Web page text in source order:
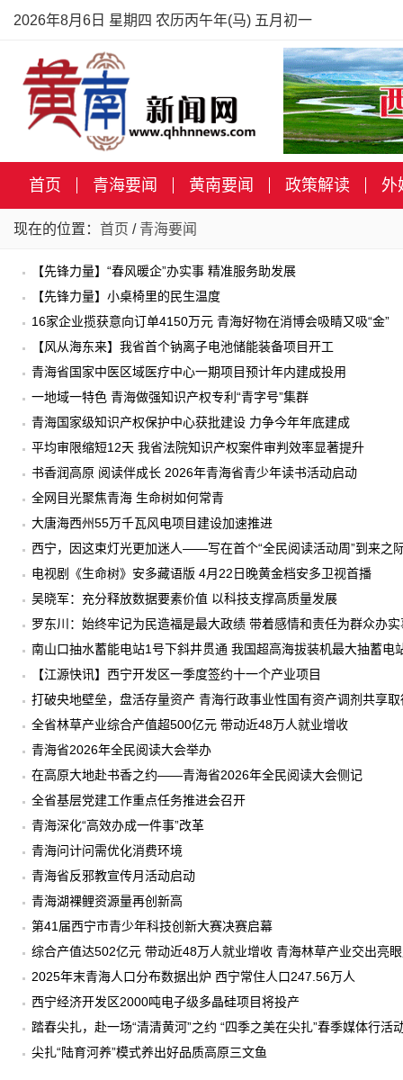
2026年8月6日 星期四 农历丙午年(马) 五月初一
首页 青海要闻 黄南要闻 政策解读 外
现在的位置： 首页 / 青海要闻
【先锋力量】“春风暖企”办实事 精准服务助发展
【先锋力量】小桌椅里的民生温度
16家企业揽获意向订单4150万元 青海好物在消博会吸睛又吸“金”
【风从海东来】我省首个钠离子电池储能装备项目开工
青海省国家中医区域医疗中心一期项目预计年内建成投用
一地域一特色 青海做强知识产权专利“青字号”集群
青海国家级知识产权保护中心获批建设 力争今年年底建成
平均审限缩短12天 我省法院知识产权案件审判效率显著提升
书香润高原 阅读伴成长 2026年青海省青少年读书活动启动
全网目光聚焦青海 生命树如何常青
大唐海西州55万千瓦风电项目建设加速推进
西宁，因这束灯光更加迷人——写在首个“全民阅读活动周”到来之
电视剧《生命树》安多藏语版 4月22日晚黄金档安多卫视首播
吴晓军：充分释放数据要素价值 以科技支撑高质量发展
罗东川：始终牢记为民造福是最大政绩 带着感情和责任为群众办
南山口抽水蓄能电站1号下斜井贯通 我国超高海拔装机最大抽蓄电
【江源快讯】西宁开发区一季度签约十一个产业项目
打破央地壁垒，盘活存量资产 青海行政事业性国有资产调剂共享
全省林草产业综合产值超500亿元 带动近48万人就业增收
青海省2026年全民阅读大会举办
在高原大地赴书香之约——青海省2026年全民阅读大会侧记
全省基层党建工作重点任务推进会召开
青海深化“高效办成一件事”改革
青海问计问需优化消费环境
青海省反邪教宣传月活动启动
青海湖裸鲤资源量再创新高
第41届西宁市青少年科技创新大赛决赛启幕
综合产值达502亿元 带动近48万人就业增收 青海林草产业交出亮
2025年末青海人口分布数据出炉 西宁常住人口247.56万人
西宁经济开发区2000吨电子级多晶硅项目将投产
踏春尖扎，赴一场“清清黄河”之约 “四季之美在尖扎”春季媒体行活
尖扎“陆育河养”模式养出好品质高原三文鱼